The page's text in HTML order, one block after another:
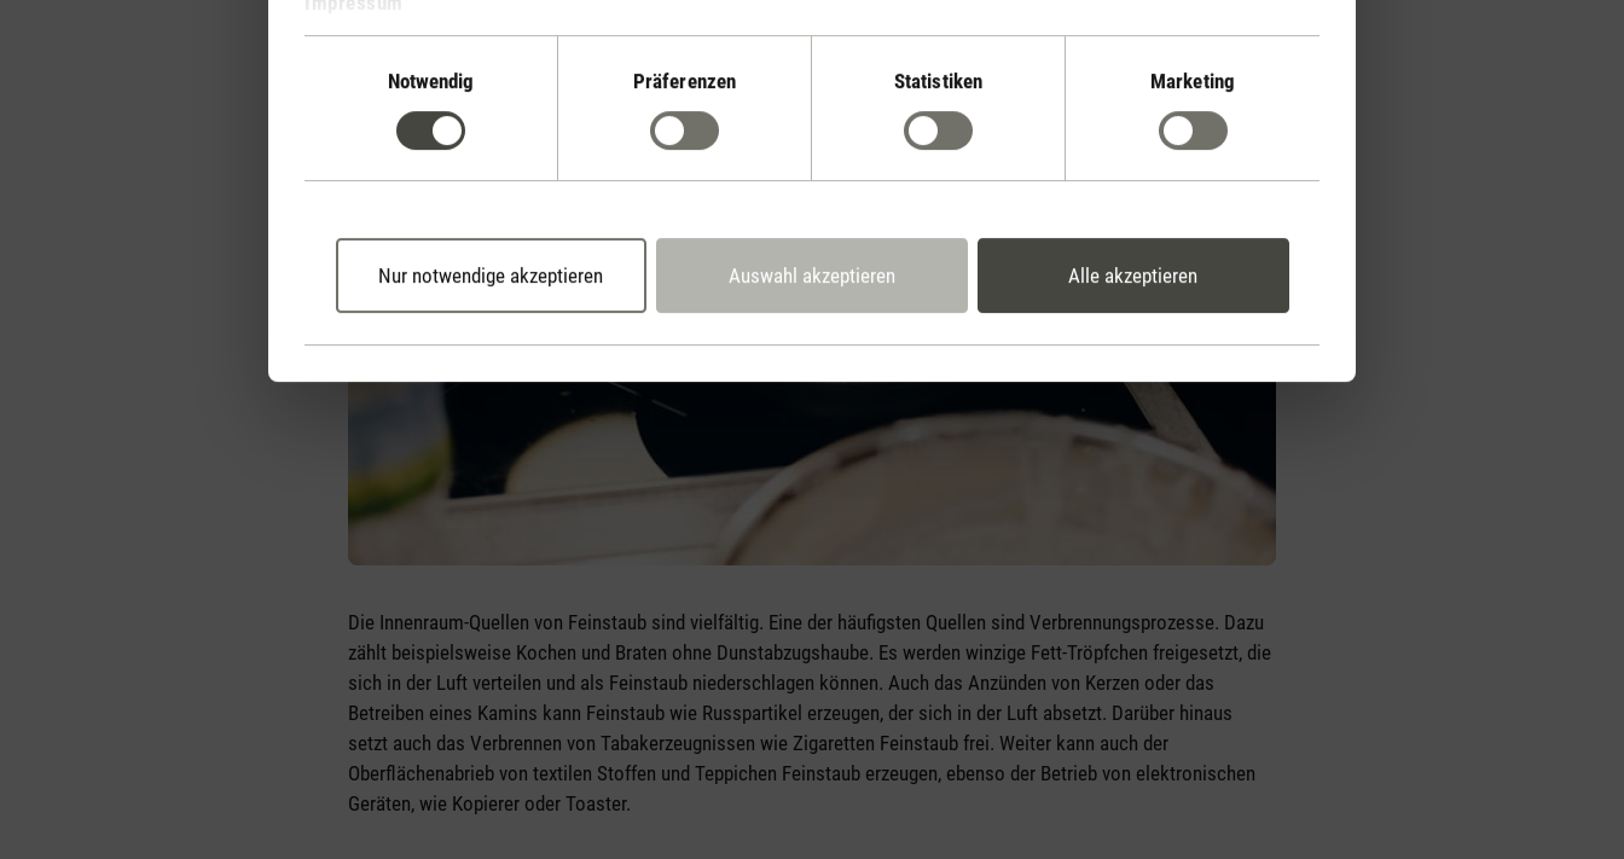
Notwendig
Präferenzen Statistiken Marketing
Nur notwendige akzeptieren Auswahl akzeptieren Alle akzeptieren
Die Innenraum-Quellen von Feinstaub sind vielfältig. Eine der häufigsten Quellen sind Verbrennungsprozesse. Dazu
zählt beispielsweise Kochen und Braten ohne Dunstabzugshaube. Es werden winzige Fett-Tröpfchen freigesetzt, die
sich in der Luft verteilen und als Feinstaub niederschlagen können. Auch das Anzünden von Kerzen oder das
Betreiben eines Kamins kann Feinstaub wie Russpartikel erzeugen, der sich in der Luft absetzt. Darüber hinaus
setzt auch das Verbrennen von Tabakerzeugnissen wie Zigaretten Feinstaub frei. Weiter kann auch der
Oberflächenabrieb von textilen Stoffen und Teppichen Feinstaub erzeugen, ebenso der Betrieb von elektronischen
Geräten, wie Kopierer oder Toaster.